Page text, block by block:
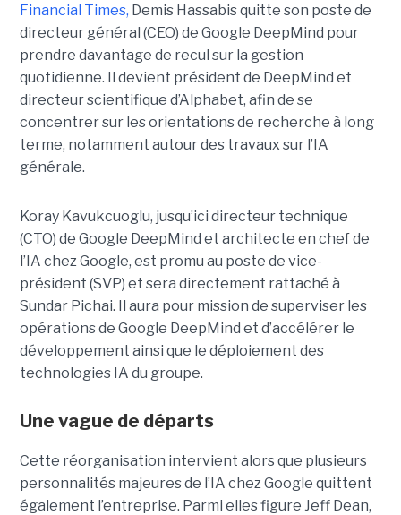
Financial Times, Demis Hassabis quitte son poste de
directeur général (CEO) de Google DeepMind pour
prendre davantage de recul sur la gestion
quotidienne. Il devient président de DeepMind et
directeur scientifique d’Alphabet, afin de se
concentrer sur les orientations de recherche à long
terme, notamment autour des travaux sur l’IA
générale.
Koray Kavukcuoglu, jusqu’ici directeur technique
(CTO) de Google DeepMind et architecte en chef de
l’IA chez Google, est promu au poste de vice-
président (SVP) et sera directement rattaché à
Sundar Pichai. Il aura pour mission de superviser les
opérations de Google DeepMind et d’accélérer le
développement ainsi que le déploiement des
technologies IA du groupe.
Une vague de départs
Cette réorganisation intervient alors que plusieurs
personnalités majeures de l’IA chez Google quittent
également l’entreprise. Parmi elles figure Jeff Dean,